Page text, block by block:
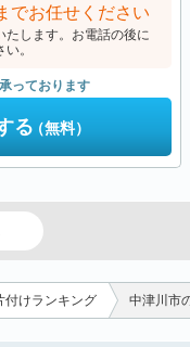
でお任せください
たします。お電話の後に
。
っております
る（無料）
付けランキング 中津川市